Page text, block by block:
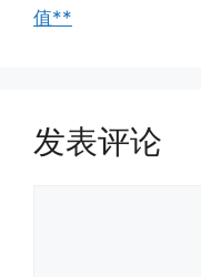
值**
发表评论